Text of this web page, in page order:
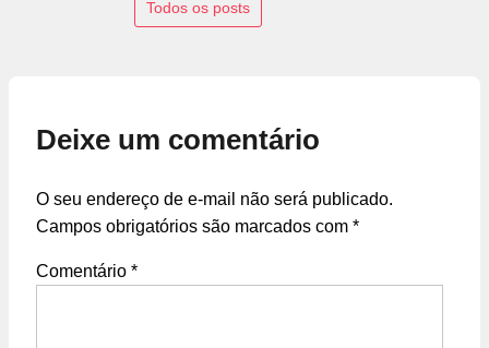
Todos os posts
Deixe um comentário
O seu endereço de e-mail não será publicado.
Campos obrigatórios são marcados com *
Comentário *